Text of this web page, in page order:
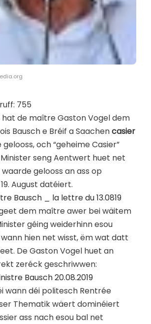
755
hat de maître Gaston Vogel dem
Bausch e Bréif a Saachencasier
och “geheime Casier”
seng Aentwert huet net
gelooss an ass op
August datéiert.
Bausch _ la lettre du 13.0819
dem maître awer bei wäitem
géing weiderhinn esou
hien net wisst, ëm wat datt
De Gaston Vogel huet an
zeréck geschriwwen:
Bausch 20.08.2019
wann déi politesch Rentrée
Thematik wäert dominéiert
ass nach esou bal net